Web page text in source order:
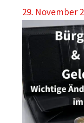
29. November